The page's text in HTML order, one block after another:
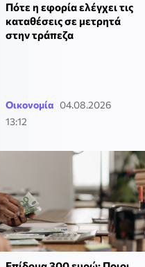
Πότε η εφορία ελέγχει τις
καταθέσεις σε μετρητά
στην τράπεζα
Οικονομία 04.08.2026
13:12